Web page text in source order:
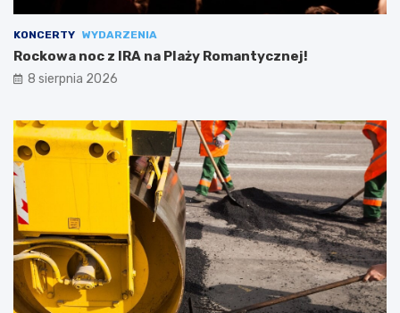
KONCERTY WYDARZENIA
Rockowa noc z IRA na Plaży Romantycznej!
8 sierpnia 2026